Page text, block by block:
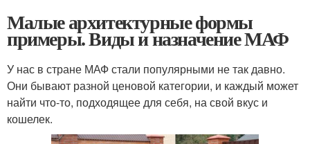
Малые архитектурные формы
примеры. Виды и назначение МАФ
У нас в стране МАФ стали популярными не так давно.
Они бывают разной ценовой категории, и каждый может
найти что-то, подходящее для себя, на свой вкус и
кошелек.